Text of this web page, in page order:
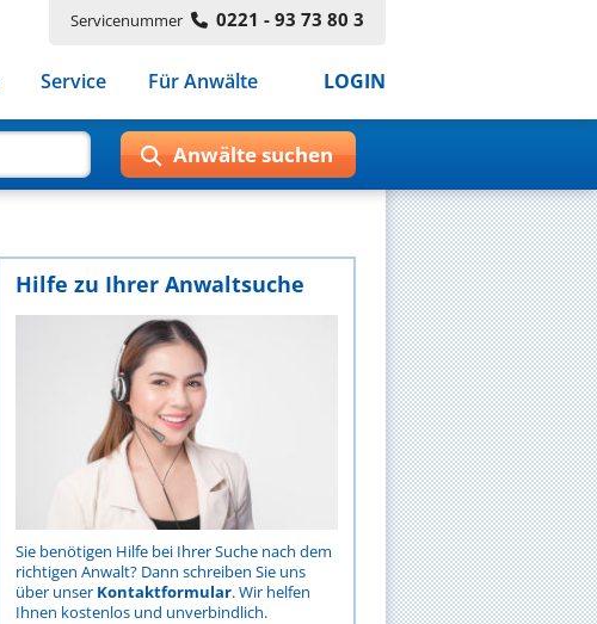
Servicenummer 0221 - 93 73 80 3
Service Für Anwälte LOGIN
Hilfe zu Ihrer Anwaltsuche
Sie benötigen Hilfe bei Ihrer Suche nach dem
richtigen Anwalt? Dann schreiben Sie uns
über unser Kontaktformular. Wir helfen
Ihnen kostenlos und unverbindlich.